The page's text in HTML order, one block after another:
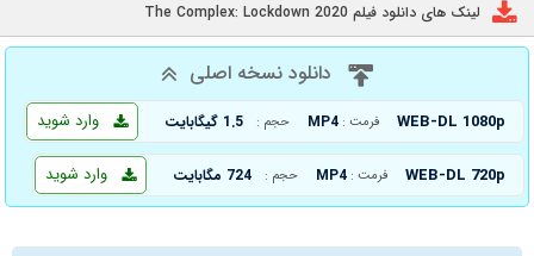
لینک های دانلود فیلم The Complex: Lockdown 2020
دانلود نسخه اصلی
WEB-DL 1080p فرمت : MP4 حجم : 1.5 گیگابایت وارد شوید
WEB-DL 720p فرمت : MP4 حجم : 724 مگابایت وارد شوید